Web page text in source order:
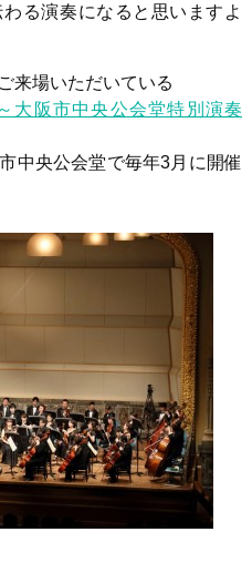
る演奏になると思いますよ
来場いただいている
大阪市中央公会堂特別演奏
中央公会堂で毎年3月に開催